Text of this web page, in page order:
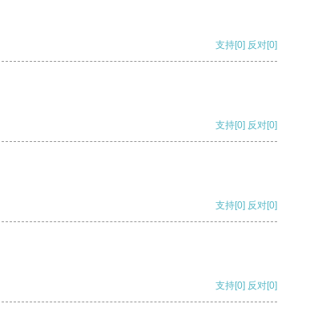
支持[0] 反对[0]
支持[0] 反对[0]
支持[0] 反对[0]
支持[0] 反对[0]